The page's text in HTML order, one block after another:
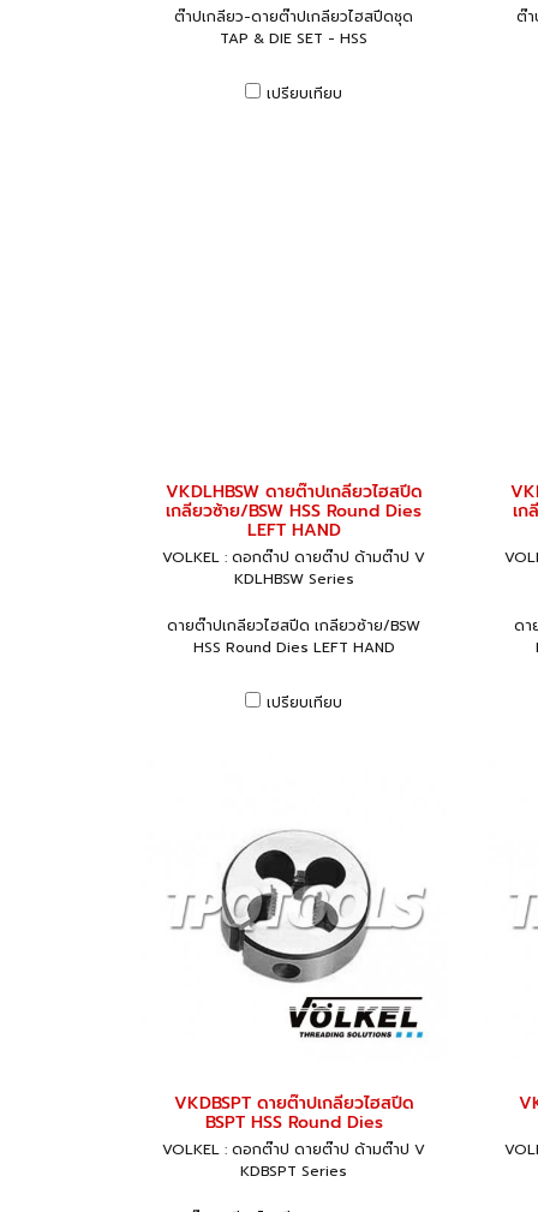
ต๊าปเกลียว-ดายต๊าปเกลียวไฮสปีดชุด
TAP & DIE SET - HSS
เปรียบเทียบ
ต๊า
VKDLHBSW ดายต๊าปเกลียวไฮสปีด
เกลียวซ้าย/BSW HSS Round Dies
LEFT HAND
VOLKEL : ดอกต๊าป ดายต๊าป ด้ามต๊าป V
KDLHBSW Series
ดายต๊าปเกลียวไฮสปีด เกลียวซ้าย/BSW
HSS Round Dies LEFT HAND
เปรียบเทียบ
เก
ดา
VKDBSPT ดายต๊าปเกลียวไฮสปีด
BSPT HSS Round Dies
VOLKEL : ดอกต๊าป ดายต๊าป ด้ามต๊าป V
KDBSPT Series